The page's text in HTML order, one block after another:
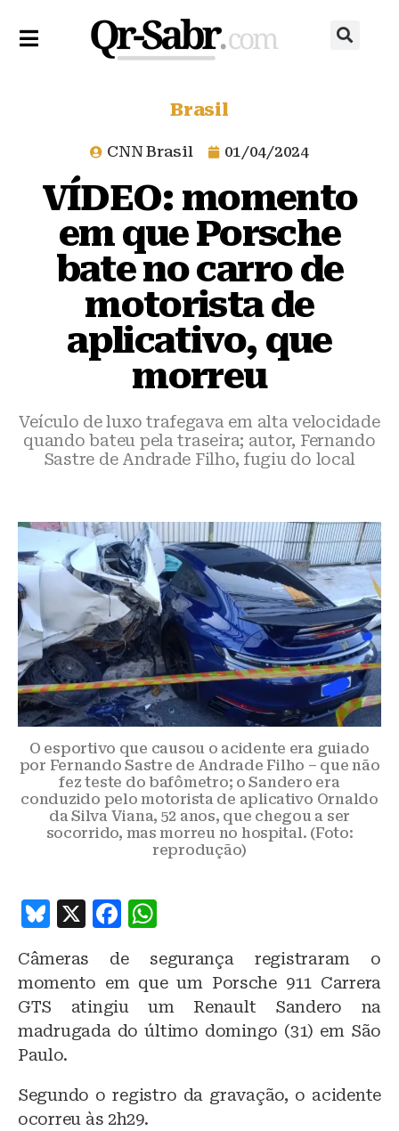
Brasil
CNN Brasil 01/04/2024
VÍDEO: momento
em que Porsche
bate no carro de
motorista de
aplicativo, que
morreu
Veículo de luxo trafegava em alta velocidade
quando bateu pela traseira; autor, Fernando
Sastre de Andrade Filho, fugiu do local
O esportivo que causou o acidente era guiado
por Fernando Sastre de Andrade Filho – que não
fez teste do bafômetro; o Sandero era
conduzido pelo motorista de aplicativo Ornaldo
da Silva Viana, 52 anos, que chegou a ser
socorrido, mas morreu no hospital. (Foto:
reprodução)
B
e
s
k
y
X
F
c
e
b
o
k
at
s
A
p
Câmeras de segurança registraram o
momento em que um Porsche 911 Carrera
GTS atingiu um Renault Sandero na
madrugada do último domingo (31) em São
Paulo.
Segundo o registro da gravação, o acidente
ocorreu às 2h29.